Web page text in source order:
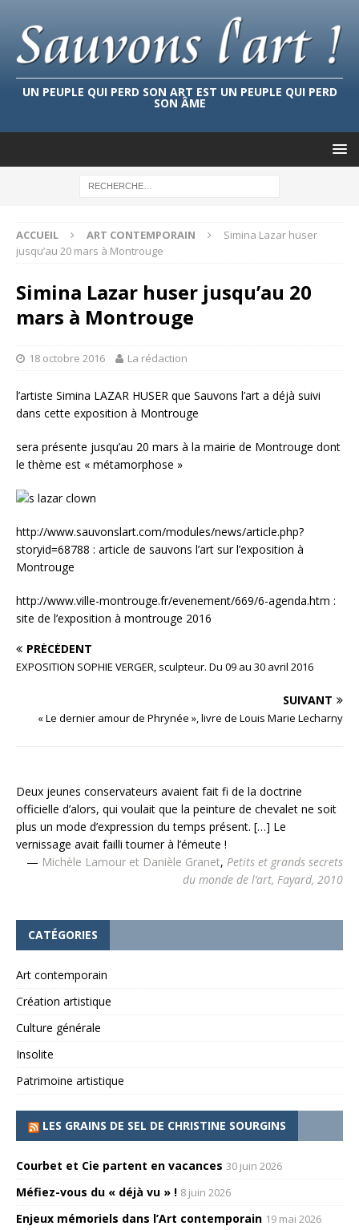
UN PEUPLE QUI PERD SON ART EST UN PEUPLE QUI PERD
SON ÂME
ACCUEIL ART CONTEMPORAIN
Simina Lazar huser
jusqu’au 20 mars à Montrouge
Simina Lazar huser jusqu’au 20
mars à Montrouge
18 octobre 2016 La rédaction
l’artiste Simina LAZAR HUSER que Sauvons l’art a déjà suivi
dans cette exposition à Montrouge
sera présente jusqu’au 20 mars à la mairie de Montrouge dont
le thème est « métamorphose »
http://www.sauvonslart.com/modules/news/article.php?
storyid=68788 : article de sauvons l’art sur l’exposition à
Montrouge
http://www.ville-montrouge.fr/evenement/669/6-agenda.htm :
site de l’exposition à montrouge 2016
PRÉCÉDENT
EXPOSITION SOPHIE VERGER, sculpteur. Du 09 au 30 avril 2016
SUIVANT
« Le dernier amour de Phrynée », livre de Louis Marie Lecharny
Deux jeunes conservateurs avaient fait fi de la doctrine
officielle d’alors, qui voulait que la peinture de chevalet ne soit
plus un mode d’expression du temps présent. […] Le
vernissage avait failli tourner à l’émeute !
— Michèle Lamour et Danièle Granet, Petits et grands secrets
du monde de l’art, Fayard, 2010
CATÉGORIES
Art contemporain
Création artistique
Culture générale
Insolite
Patrimoine artistique
LES GRAINS DE SEL DE CHRISTINE SOURGINS
Courbet et Cie partent en vacances 30 juin 2026
Méfiez-vous du « déjà vu » ! 8 juin 2026
Enjeux mémoriels dans l’Art contemporain 19 mai 2026